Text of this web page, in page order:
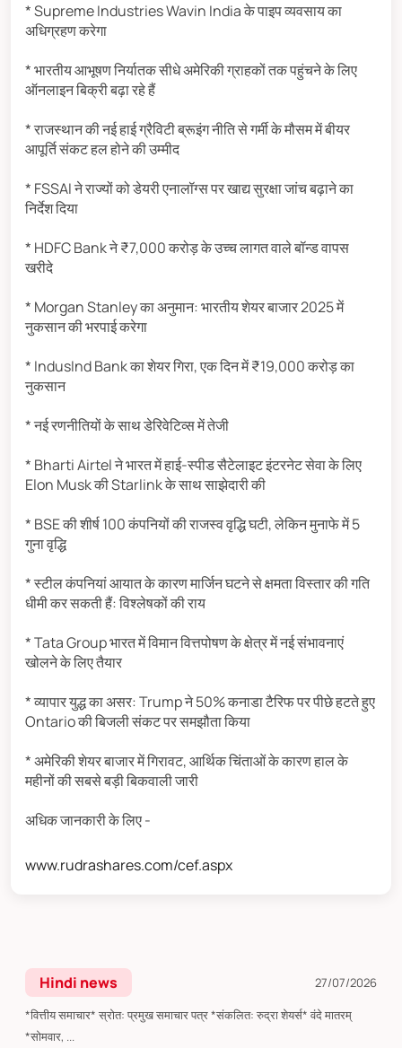
* Supreme Industries Wavin India के पाइप व्यवसाय का
अधिग्रहण करेगा
* भारतीय आभूषण निर्यातक सीधे अमेरिकी ग्राहकों तक पहुंचने के लिए
ऑनलाइन बिक्री बढ़ा रहे हैं
* राजस्थान की नई हाई ग्रैविटी ब्रूइंग नीति से गर्मी के मौसम में बीयर
आपूर्ति संकट हल होने की उम्मीद
* FSSAI ने राज्यों को डेयरी एनालॉग्स पर खाद्य सुरक्षा जांच बढ़ाने का
निर्देश दिया
* HDFC Bank ने ₹7,000 करोड़ के उच्च लागत वाले बॉन्ड वापस
खरीदे
* Morgan Stanley का अनुमान: भारतीय शेयर बाजार 2025 में
नुकसान की भरपाई करेगा
* IndusInd Bank का शेयर गिरा, एक दिन में ₹19,000 करोड़ का
नुकसान
* नई रणनीतियों के साथ डेरिवेटिव्स में तेजी
* Bharti Airtel ने भारत में हाई-स्पीड सैटेलाइट इंटरनेट सेवा के लिए
Elon Musk की Starlink के साथ साझेदारी की
* BSE की शीर्ष 100 कंपनियों की राजस्व वृद्धि घटी, लेकिन मुनाफे में 5
गुना वृद्धि
* स्टील कंपनियां आयात के कारण मार्जिन घटने से क्षमता विस्तार की गति
धीमी कर सकती हैं: विश्लेषकों की राय
* Tata Group भारत में विमान वित्तपोषण के क्षेत्र में नई संभावनाएं
खोलने के लिए तैयार
* व्यापार युद्ध का असर: Trump ने 50% कनाडा टैरिफ पर पीछे हटते हुए
Ontario की बिजली संकट पर समझौता किया
* अमेरिकी शेयर बाजार में गिरावट, आर्थिक चिंताओं के कारण हाल के
महीनों की सबसे बड़ी बिकवाली जारी
अधिक जानकारी के लिए -
www.rudrashares.com/cef.aspx
Hindi news
27/07/2026
*वित्तीय समाचार* स्रोत: प्रमुख समाचार पत्र *संकलित: रुद्रा शेयर्स* वंदे मातरम्
*सोमवार, ...